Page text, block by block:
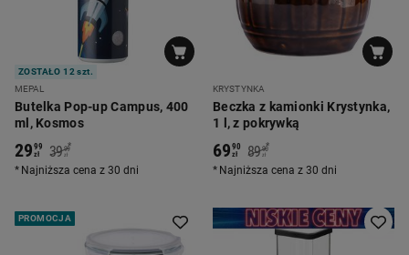
ZOSTAŁO 12 szt.
MEPAL
Butelka Pop-up Campus, 400
ml, Kosmos
2999
zł 39 99
zł
*
Najniższa cena z 30 dni
KRYSTYNKA
Beczka z kamionki Krystynka,
1 l, z pokrywką
6990
zł 89 90
zł
*
Najniższa cena z 30 dni
PROMOCJA